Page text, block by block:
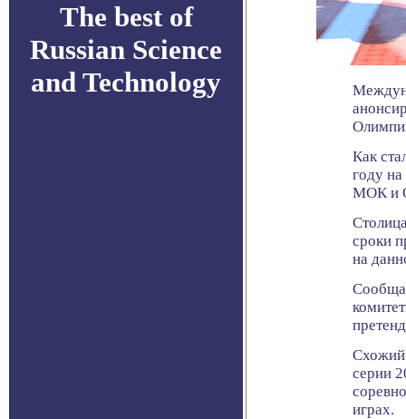
The best of
Russian Science
and Technology
Как
году
МОК и
сроки
на
Схожий
серии
играх.